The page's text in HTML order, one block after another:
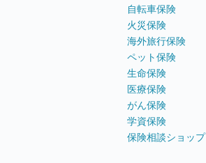
自転車保険
火災保険
海外旅行保険
ペット保険
生命保険
医療保険
がん保険
学資保険
保険相談ショップ